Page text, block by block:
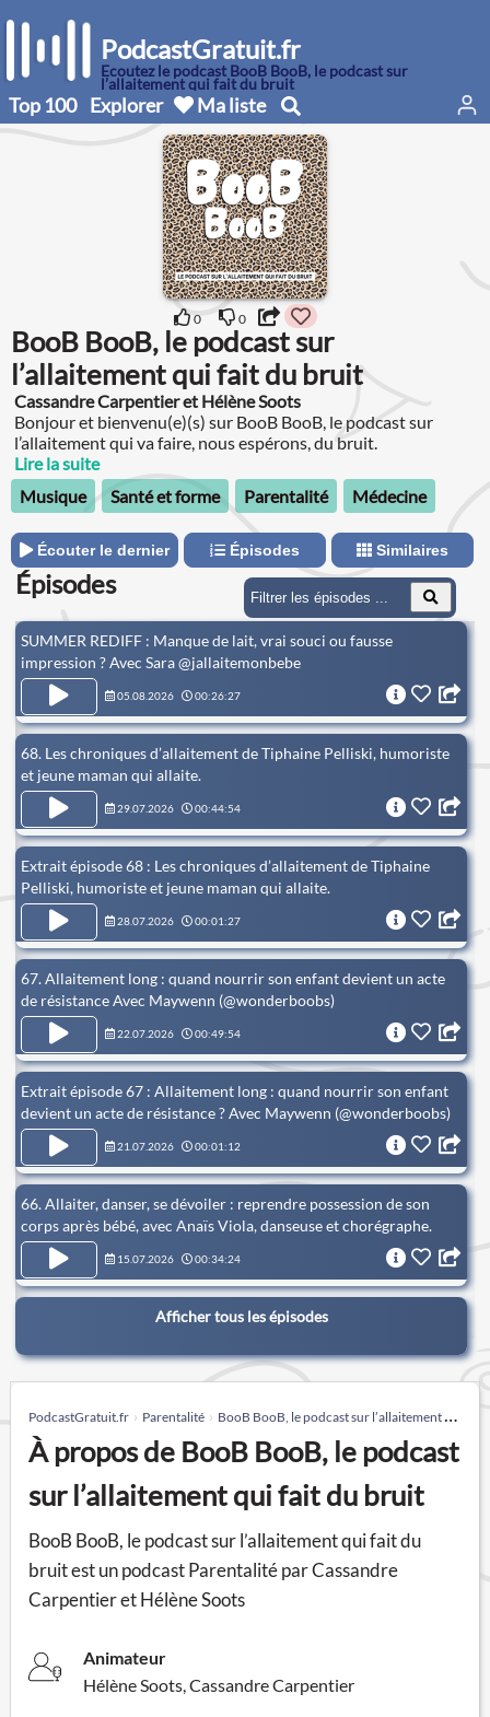
PodcastGratuit.fr
Écoutez le podcast BooB BooB, le podcast sur
l’allaitement qui fait du bruit
Top 100 Explorer Ma liste
0 0
BooB BooB, le podcast sur
l’allaitement qui fait du bruit
Cassandre Carpentier et Hélène Soots
Bonjour et bienvenu(e)(s) sur BooB BooB, le podcast sur
l’allaitement qui va faire, nous espérons, du bruit.
Lire la suite
Musique
Santé et forme Parentalité Médecine
Écouter le dernier Épisodes Similaires
Épisodes
SUMMER REDIFF : Manque de lait, vrai souci ou fausse
impression ? Avec Sara @jallaitemonbebe
05.08.2026 00:26:27
68. Les chroniques d’allaitement de Tiphaine Pelliski, humoriste
et jeune maman qui allaite.
29.07.2026 00:44:54
Extrait épisode 68 : Les chroniques d’allaitement de Tiphaine
Pelliski, humoriste et jeune maman qui allaite.
28.07.2026 00:01:27
67. Allaitement long : quand nourrir son enfant devient un acte
de résistance Avec Maywenn (@wonderboobs)
22.07.2026 00:49:54
Extrait épisode 67 : Allaitement long : quand nourrir son enfant
devient un acte de résistance ? Avec Maywenn (@wonderboobs)
21.07.2026 00:01:12
66. Allaiter, danser, se dévoiler : reprendre possession de son
corps après bébé, avec Anaïs Viola, danseuse et chorégraphe.
15.07.2026 00:34:24
Afficher tous les épisodes
PodcastGratuit.fr Parentalité BooB BooB, le podcast sur l’allaitement qui fait du bruit
À propos de BooB BooB, le podcast
sur l’allaitement qui fait du bruit
BooB BooB, le podcast sur l’allaitement qui fait du
bruit est un podcast Parentalité par Cassandre
Carpentier et Hélène Soots
Animateur
Hélène Soots, Cassandre Carpentier